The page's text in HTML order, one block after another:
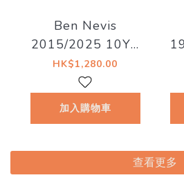
Ben Nevis
2015/2025 10YO
#202 58.3% La
Maison du Whisky
- Artist #15 The
HK$1,280.00
加入購物車
查看更多